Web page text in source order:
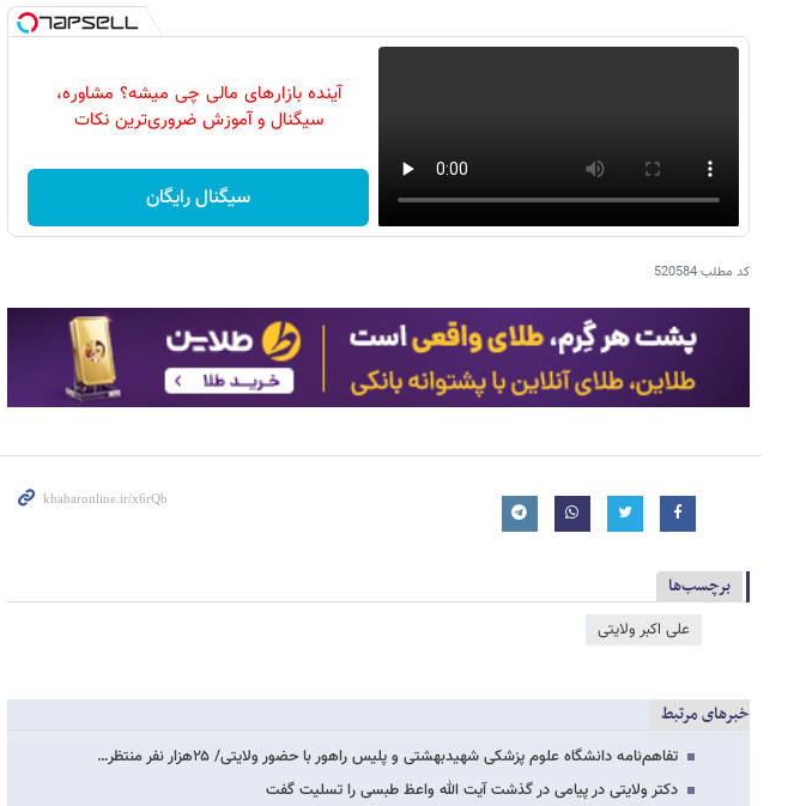
آینده بازارهای مالی چی ‌میشه؟ مشاوره،
سیگنال و آموزش ضروری‌ترین نکات
سیگنال رایگان
کد مطلب520584
برچسب‌ها
علی اکبر ولایتی
خبرهای مرتبط
تفاهم‌نامه دانشگاه علوم پزشکی شهیدبهشتی و پلیس راهور با حضور ولایتی/ ۲۵هزار نفر منتظر…
دکتر ولایتی در پیامی در گذشت آیت الله واعظ طبسی را تسلیت گفت